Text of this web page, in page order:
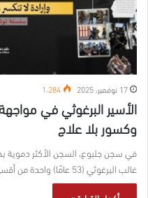
17 نوفمبر، 2025 1٬284
الأسير البرغوثي في
وكسور بلا علاج
في سجن جلبوع، السجن الأكثر دموية
غالب البرغوثي (53 عامًا) واحدة من أقسى…